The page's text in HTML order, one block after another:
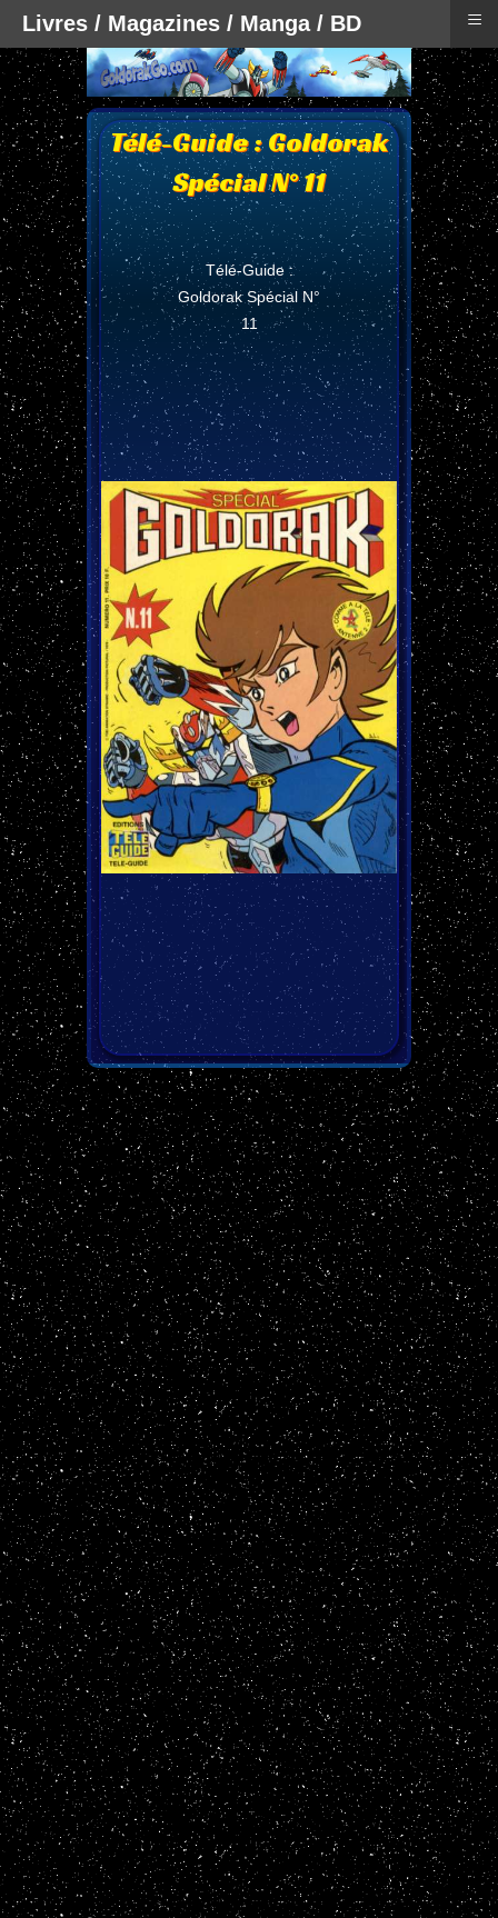
Télé-Guide : Goldorak
Spécial N° 11
Télé-Guide :
Goldorak Spécial N°
11
Livres / Magazines / Manga / BD ≡